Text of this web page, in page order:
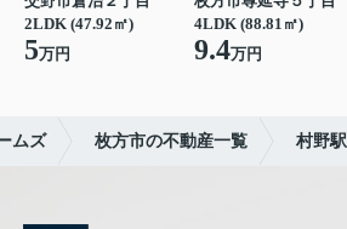
2LDK (47.92㎡)
5万円
4LDK (88.81㎡)
9.4万円
ムズ 枚方市の不動産一覧 村野駅